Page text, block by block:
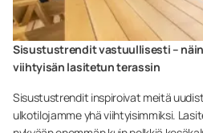
Sisustustrendit vastuullisesti –
viihtyisän lasitetun terassin
Sisustustrendit inspiroivat meitä
ulkotilojamme yhä viihtyisimmiksi.